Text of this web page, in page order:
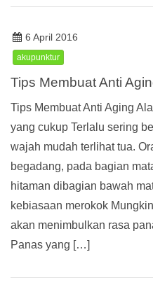
6 April 2016
akupunktur
Tips Membuat Anti
Tips Membuat Anti Aging
yang cukup Terlalu sering
wajah mudah terlihat tua.
begadang, pada bagian
hitaman dibagian bawah
kebiasaan merokok
akan menimbulkan rasa
Panas yang […]